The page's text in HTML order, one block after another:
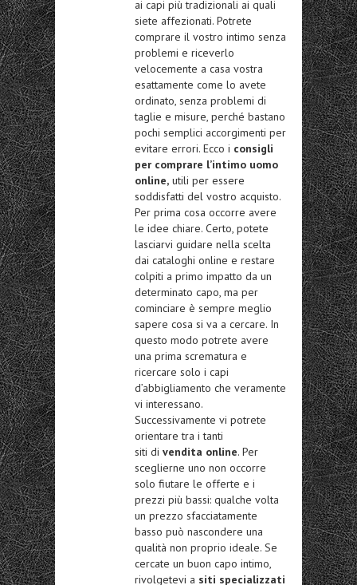
ai capi più tradizionali ai quali
siete affezionati. Potrete
comprare il vostro intimo senza
problemi e riceverlo
velocemente a casa vostra
esattamente come lo avete
ordinato, senza problemi di
taglie e misure, perché bastano
pochi semplici accorgimenti per
evitare errori. Ecco i consigli
per comprare l’intimo uomo
online, utili per essere
soddisfatti del vostro acquisto.
Per prima cosa occorre avere
le idee chiare. Certo, potete
lasciarvi guidare nella scelta
dai cataloghi online e restare
colpiti a primo impatto da un
determinato capo, ma per
cominciare è sempre meglio
sapere cosa si va a cercare. In
questo modo potrete avere
una prima scrematura e
ricercare solo i capi
d’abbigliamento che veramente
vi interessano.
Successivamente vi potrete
orientare tra i tanti
siti di vendita online. Per
sceglierne uno non occorre
solo fiutare le offerte e i
prezzi più bassi: qualche volta
un prezzo sfacciatamente
basso può nascondere una
qualità non proprio ideale. Se
cercate un buon capo intimo,
rivolgetevi a siti specializzati